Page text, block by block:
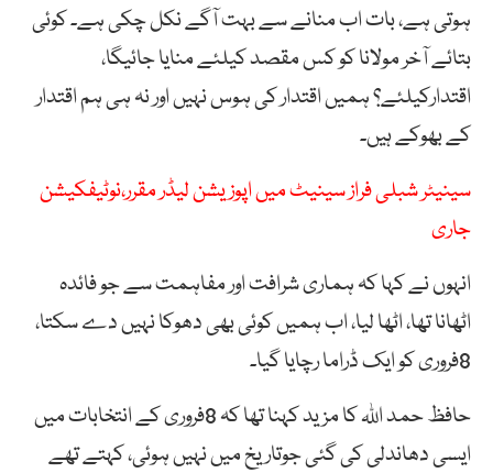
ہوتی ہے، بات اب منانے سے بہت آگے نکل چکی ہے۔ کوئی
بتائے آخر مولانا کو کس مقصد کیلئے منایا جائیگا،
اقتدارکیلئے؟ ہمیں اقتدار کی ہوس نہیں اور نہ ہی ہم اقتدار
کے بھوکے ہیں۔
سینیٹر شبلی فراز سینیٹ میں اپوزیشن لیڈر مقرر،نوٹیفکیشن
جاری
انہوں نے کہا کہ ہماری شرافت اور مفاہمت سے جو فائدہ
اٹھانا تھا، اٹھا لیا، اب ہمیں کوئی بھی دھوکا نہیں دے سکتا،
8فروری کو ایک ڈراما رچایا گیا۔
حافظ حمد اللہ کا مزید کہنا تھا کہ 8فروری کے انتخابات میں
ایسی دھاندلی کی گئی جوتاریخ میں نہیں ہوئی، کہتے تھے